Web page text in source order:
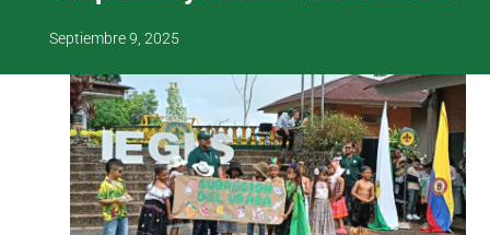
Septiembre 9, 2025